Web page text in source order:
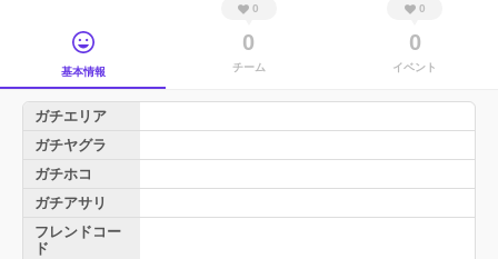
基本情報
0
0
チーム
0
0
イベント
ガチエリア
ガチヤグラ
ガチホコ
ガチアサリ
フレンドコー
ド